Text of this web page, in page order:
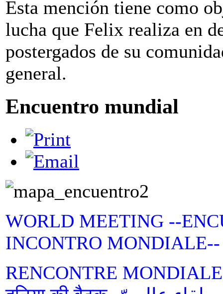
Esta mención tiene como
lucha que Felix realiza en
postergados de su
general.
Encuentro mundial
WORLD MEETING --
INCONTRO MONDIALE--
RENCONTRE